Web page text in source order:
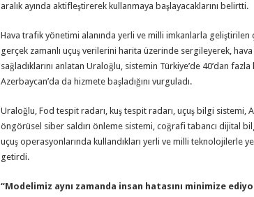
aralık ayında aktifleştirerek kullanmaya başlayacaklarını belirtti.
Hava trafik yönetimi alanında yerli ve milli imkanlarla geliştirilen
gerçek zamanlı uçuş verilerini harita üzerinde sergileyerek,
sağladıklarını anlatan Uraloğlu, sistemin Türkiye’de 40’dan
Azerbaycan’da da hizmete başladığını vurguladı.
Uraloğlu, Fod tespit radarı, kuş tespit radarı, uçuş bilgi sistemi,
öngörüsel siber saldırı önleme sistemi, coğrafi tabancı dijital
uçuş operasyonlarında kullandıkları yerli ve milli teknolojilerle
getirdi.
“Modelimiz aynı zamanda insan hatasını minimize